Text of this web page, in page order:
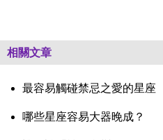
相關文章
最容易觸碰禁忌之愛的星座
哪些星座容易大器晚成？